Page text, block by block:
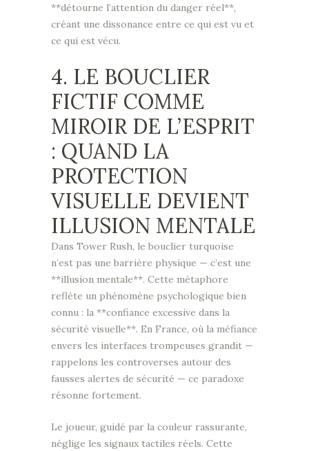
**détourne l’attention du danger réel**,
créant une dissonance entre ce qui est vu et
ce qui est vécu.
4. LE BOUCLIER
FICTIF COMME
MIROIR DE L’ESPRIT
: QUAND LA
PROTECTION
VISUELLE DEVIENT
ILLUSION MENTALE
Dans Tower Rush, le bouclier turquoise
n’est pas une barrière physique — c’est une
**illusion mentale**. Cette métaphore
reflète un phénomène psychologique bien
connu : la **confiance excessive dans la
sécurité visuelle**. En France, où la méfiance
envers les interfaces trompeuses grandit —
rappelons les controverses autour des
fausses alertes de sécurité — ce paradoxe
résonne fortement.
Le joueur, guidé par la couleur rassurante,
néglige les signaux tactiles réels. Cette